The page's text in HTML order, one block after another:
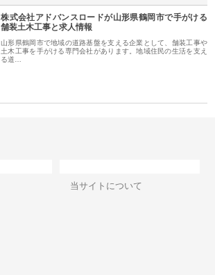
株式会社アドバンスロードが山形県鶴岡市で手がける
舗装土木工事と求人情報
山形県鶴岡市で地域の道路基盤を支える企業として、舗装工事や
土木工事を手がける専門会社があります。地域住民の生活を支え
る道…
当サイトについて